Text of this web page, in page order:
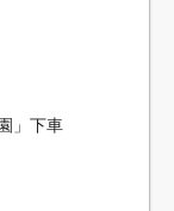
」下車